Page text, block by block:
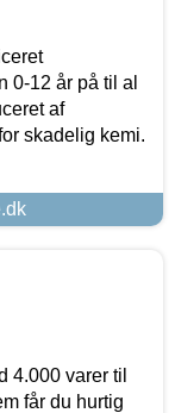
0-12 år på til al
af
skadelig kemi.
4.000 varer til
får du hurtig